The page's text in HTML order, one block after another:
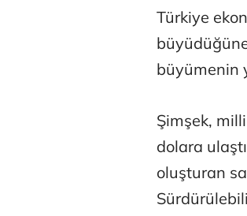
Türkiye
büyümenin
Şimşek,
dolara
oluşturan